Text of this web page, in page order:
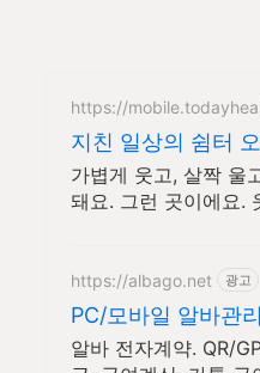
https://
지친 일상의 쉼터
하루 5분 힐링타임
가볍게 웃고, 살짝 울
돼요. 그런 곳이에요.
https://albago.net 광고
PC/모바일 알바관
템 알바고랩
알바 전자계약. QR/